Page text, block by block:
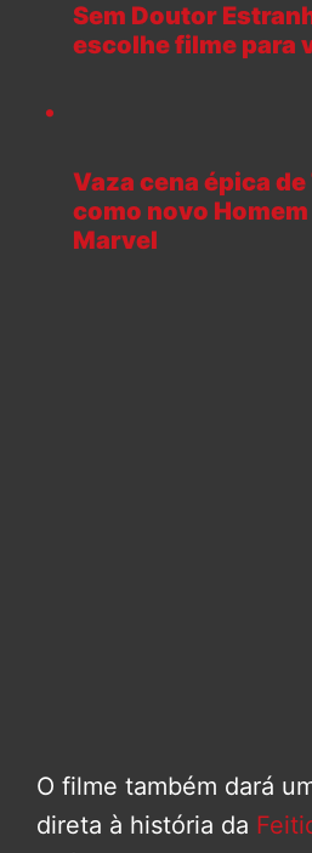
Sem Doutor
escolhe filme para
Vaza cena épica
como novo Homem
Marvel
O filme também dará
direta à história da